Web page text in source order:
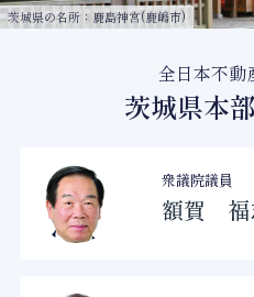
茨城県の名所：鹿島神宮(鹿嶋市)
全日本不動
茨城県本
衆議院議員
額賀 福